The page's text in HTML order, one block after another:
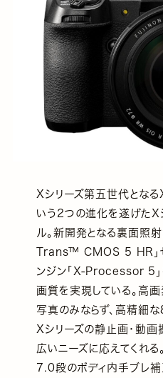
Xシリーズ第五世代となる
いう2つの進化を遂げたX
ル。新開発となる裏面照
Trans™ CMOS 5 HR」
ンジン「X-Processor 5」
画質を実現している。高
写真のみならず、高精細
Xシリーズの静止画・動画
広いニーズに応えてくれ
7.0段のボディ内手ブレ補